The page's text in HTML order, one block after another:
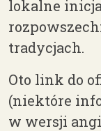
lokalne
tradycjach.
Oto link do
(niektóre
w wersji